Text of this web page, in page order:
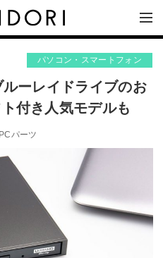
パソコン・スマートフォン
ルーレイドライブのお
付き人気モデルも
PCパーツ